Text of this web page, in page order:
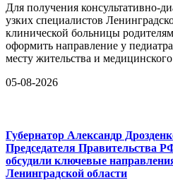
Для получения консультативно-
узких специалистов
клинической больницы
оформить направление у
месту жительства и
05-08-2026
Губернатор Александр
Председателя Правительства
обсудили ключевые
Ленинградской области